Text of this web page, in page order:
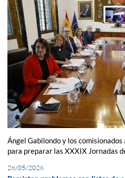
Ángel Gabilondo y los
para preparar las XXXIX Jornadas
28/05/2026